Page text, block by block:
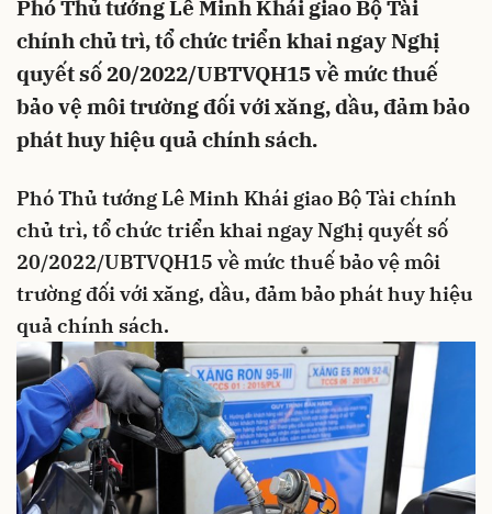
Phó Thủ tướng Lê Minh Khái giao Bộ Tài
chính chủ trì, tổ chức triển khai ngay Nghị
quyết số 20/2022/UBTVQH15 về mức thuế
bảo vệ môi trường đối với xăng, dầu, đảm bảo
phát huy hiệu quả chính sách.
Phó Thủ tướng Lê Minh Khái giao Bộ Tài chính
chủ trì, tổ chức triển khai ngay Nghị quyết số
20/2022/UBTVQH15 về mức thuế bảo vệ môi
trường đối với xăng, dầu, đảm bảo phát huy hiệu
quả chính sách.
Hủy